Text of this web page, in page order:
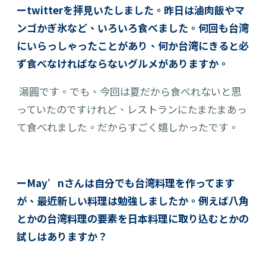
ーtwitterを拝見いたしました。昨日は滷肉飯やマ
ンゴかぎ氷など、いろいろ食べました。何回も台湾
にいらっしゃったことがあり、何か台湾にきると必
ず食べなければならないグルメがありますか。
湯圓です。でも、今回は夏だから食べれないと思
っていたのですけれど、レストランにたまたまあっ
て食べれました。だからすごく嬉しかったです。
ーMay’nさんは自分でも台湾料理を作ってます
が、最近新しい料理は勉強しましたか。例えば八角
とかの台湾料理の要素を日本料理に取り込むとかの
試しはありますか？